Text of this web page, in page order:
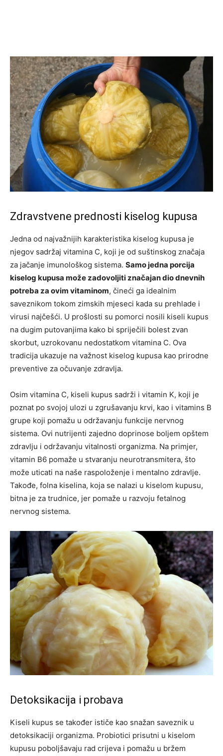
Zdravstvene prednosti kiselog kupusa
Jedna od najvažnijih karakteristika kiselog kupusa je
njegov sadržaj vitamina C, koji je od suštinskog značaja
za jačanje imunološkog sistema. Samo jedna porcija
kiselog kupusa može zadovoljiti značajan dio dnevnih
potreba za ovim vitaminom, čineći ga idealnim
saveznikom tokom zimskih mjeseci kada su prehlade i
virusi najčešći. U prošlosti su pomorci nosili kiseli kupus
na dugim putovanjima kako bi spriječili bolest zvan
skorbut, uzrokovanu nedostatkom vitamina C. Ova
tradicija ukazuje na važnost kiselog kupusa kao prirodne
preventive za očuvanje zdravlja.
Osim vitamina C, kiseli kupus sadrži i vitamin K, koji je
poznat po svojoj ulozi u zgrušavanju krvi, kao i vitamins B
grupe koji pomažu u održavanju funkcije nervnog
sistema. Ovi nutrijenti zajedno doprinose boljem opštem
zdravlju i održavanju vitalnosti organizma. Na primjer,
vitamin B6 pomaže u stvaranju neurotransmitera, što
može uticati na naše raspoloženje i mentalno zdravlje.
Takođe, folna kiselina, koja se nalazi u kiselom kupusu,
bitna je za trudnice, jer pomaže u razvoju fetalnog
nervnog sistema.
Detoksikacija i probava
Kiseli kupus se također ističe kao snažan saveznik u
detoksikaciji organizma. Probiotici prisutni u kiselom
kupusu poboljšavaju rad crijeva i pomažu u bržem